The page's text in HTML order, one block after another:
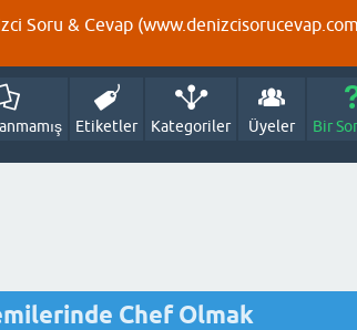
Soru & Cevap
Etiketler Kategoriler Üyeler Bir
Chef Olmak